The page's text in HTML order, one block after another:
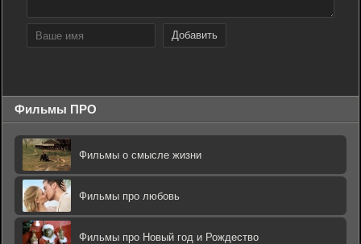
Добавить
Фильмы ПРО
Фильмы о смысле жизни
Фильмы про любовь
Фильмы про Новый год и Рождество